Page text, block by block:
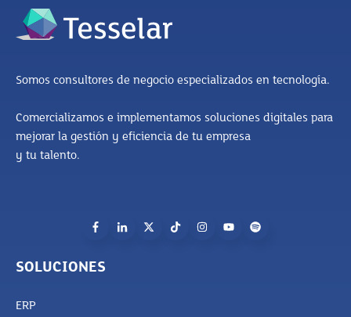
Somos consultores de negocio especializados en tecnología.
Comercializamos e implementamos soluciones digitales para
mejorar la gestión y eficiencia de tu empresa
y tu talento.
SOLUCIONES
ERP